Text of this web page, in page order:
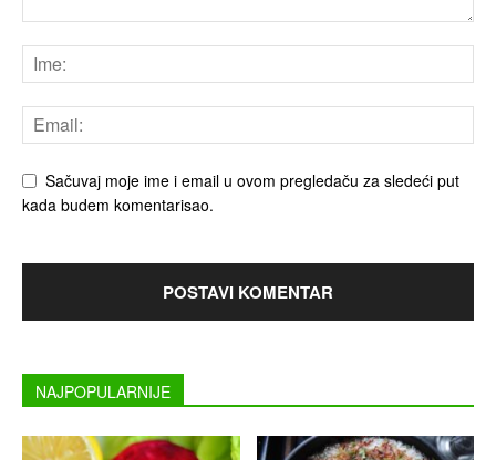
Sačuvaj moje ime i email u ovom pregledaču za sledeći put
kada budem komentarisao.
NAJPOPULARNIJE